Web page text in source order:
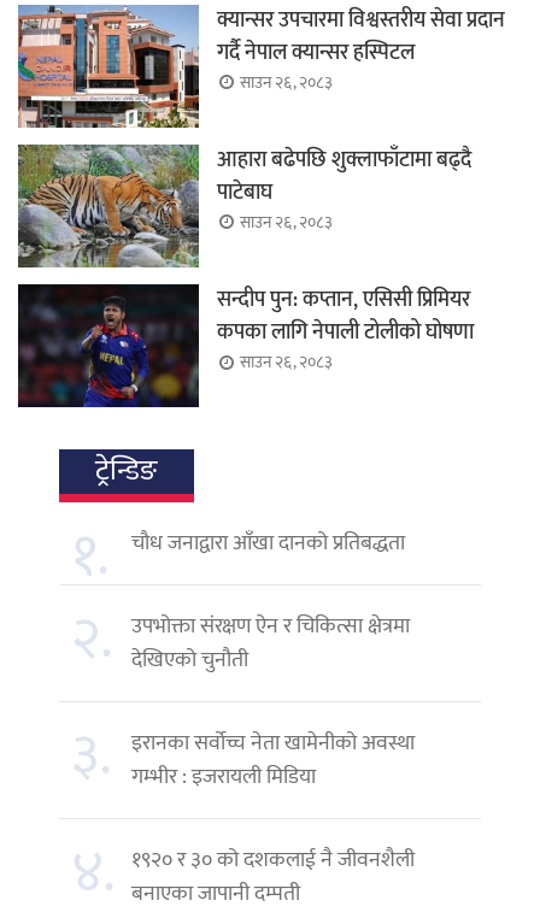
क्यान्सर उपचारमा विश्वस्तरीय सेवा प्रदान
गर्दै नेपाल क्यान्सर हस्पिटल
साउन २६, २०८३
आहारा बढेपछि शुक्लाफाँटामा बढ्दै
पाटेबाघ
साउन २६, २०८३
सन्दीप पुन: कप्तान, एसिसी प्रिमियर
कपका लागि नेपाली टोलीको घोषणा
साउन २६, २०८३
ट्रेन्डिङ
१. चौध जनाद्वारा आँखा दानको प्रतिबद्धता
२. उपभोक्ता संरक्षण ऐन र चिकित्सा क्षेत्रमा
देखिएको चुनौती
३.
इरानका सर्वोच्च नेता खामेनीको अवस्था
गम्भीर : इजरायली मिडिया
४. १९२० र ३० को दशकलाई नै जीवनशैली
बनाएका जापानी दम्पती